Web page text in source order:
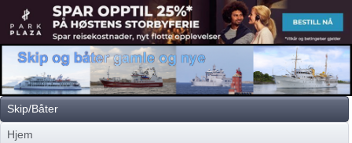
Skip/Båter
Hjem